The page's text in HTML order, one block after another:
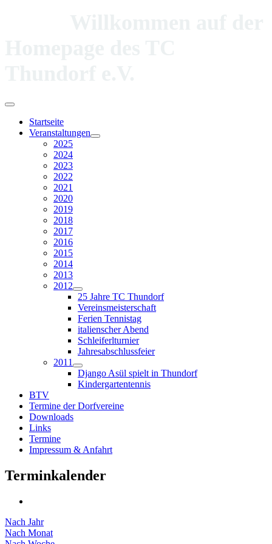
Startseite
Veranstaltungen
2025
2024
2023
2022
2021
2020
2019
2018
2017
2016
2015
2014
2013
2012
25 Jahre TC Thundorf
Vereinsmeisterschaft
Ferien Tennistag
italienscher Abend
Schleiferlturnier
Jahresabschlussfeier
2011
Django Asül spielt in Thundorf
Kindergartentennis
BTV
Termine der Dorfvereine
Downloads
Links
Termine
Impressum & Anfahrt
Terminkalender
Nach Jahr
Nach Monat